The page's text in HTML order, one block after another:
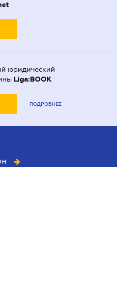
юридический
Liga:BOOK
ПОДРОБНЕЕ